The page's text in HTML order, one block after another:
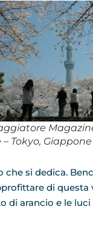
– Tokyo, Giappone
si dedica.
di questa
di arancio e le